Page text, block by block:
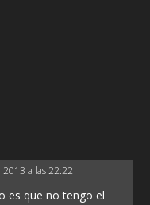
2013 a las 22:22
es que no tengo el